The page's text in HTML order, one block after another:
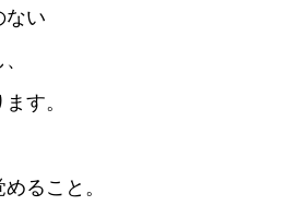
ない
す。
ること。